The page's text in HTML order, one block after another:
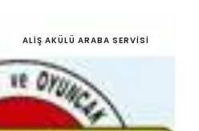
ALIŞ AKÜLÜ ARABA SERVISI